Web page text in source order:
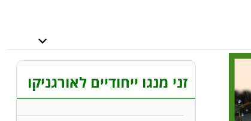
זני מנגו ייחודיים לאורגניקו